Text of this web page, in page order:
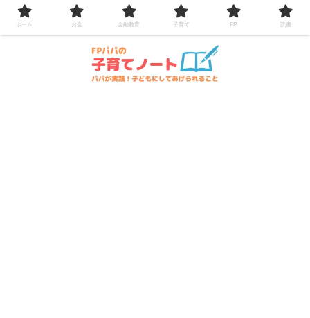
コンテンツへスキップ
ホーム お金 金融教育 子育て FP 読書